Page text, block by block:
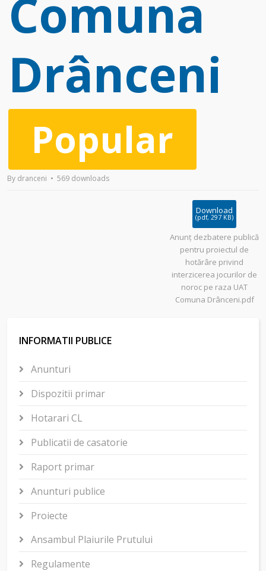
Comuna
Drânceni
Popular
By dranceni 569 downloads
Download
(pdf, 297 KB)
Anunț dezbatere publică
pentru proiectul de
hotărâre privind
interzicerea jocurilor de
noroc pe raza UAT
Comuna Drânceni.pdf
INFORMATII PUBLICE
Anunturi
Dispozitii primar
Hotarari CL
Publicatii de casatorie
Raport primar
Anunturi publice
Proiecte
Ansambul Plaiurile Prutului
Regulamente